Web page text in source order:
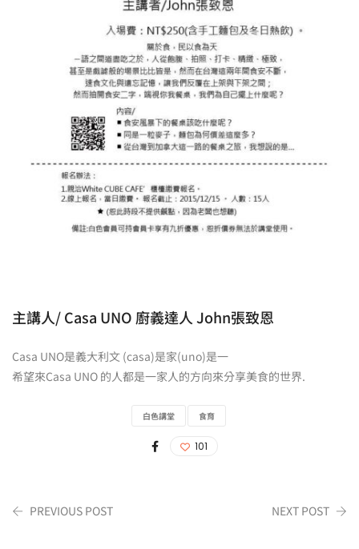
主講人/ Casa UNO 廚義達人 John張致恩
Casa UNO是義大利文 (casa)是家(uno)是一
希望來Casa UNO 的人都是一家人的方向來分享美食的世界.
白色講堂 食育
101
PREVIOUS POST NEXT POST